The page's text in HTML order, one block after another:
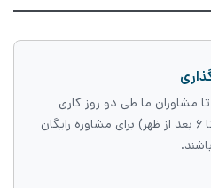
تا مشاوران ما طی دو روز کاری
آینده در ساعت کاری (۹ صبح تا ۶ بعد از ظهر) برای مشاوره رایگان